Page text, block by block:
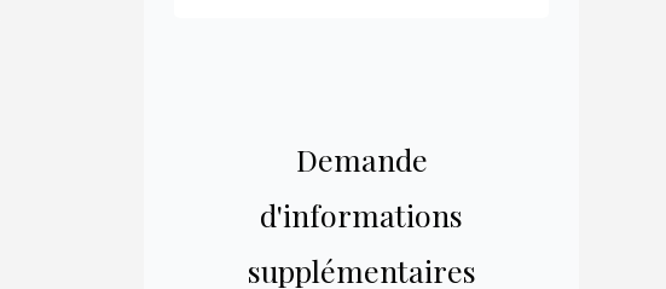
Demande
d'informations
supplémentaires